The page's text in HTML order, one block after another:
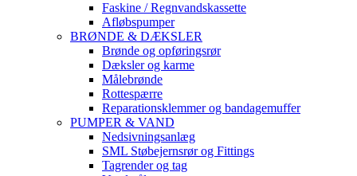
Faskine / Regnvandskassette
Afløbspumper
BRØNDE & DÆKSLER
Brønde og opføringsrør
Dæksler og karme
Målebrønde
Rottespærre
Reparationsklemmer og bandagemuffer
PUMPER & VAND
Nedsivningsanlæg
SML Støbejernsrør og Fittings
Tagrender og tag